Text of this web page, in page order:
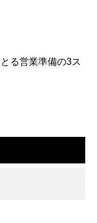
る営業準備の3ス